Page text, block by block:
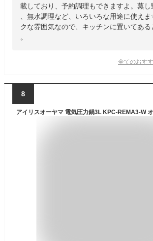
載しており、予約調理もできますよ。蒸し
、無水調理など、いろいろな用途に使え
クな雰囲気なので、キッチンに置いてあ
。
全てのおす
8
アイリスオーヤマ 電気圧力鍋3L KPC-REMA3-W